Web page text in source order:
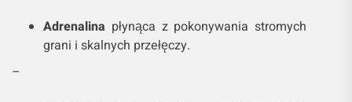
Adrenalina płynąca z pokonywania stromych
grani i skalnych przełęczy.
–